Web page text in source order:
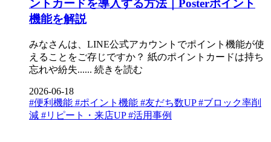
ントカードを導入する方法｜Posterポイント
機能を解説
みなさんは、LINE公式アカウントでポイント機能が使
えることをご存じですか？ 紙のポイントカードは持ち
忘れや紛失...... 続きを読む
2026-06-18
#便利機能 #ポイント機能 #友だち数UP#ブロック率削
減 #リピート・来店UP#活用事例